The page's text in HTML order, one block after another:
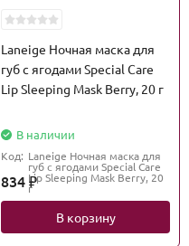
Laneige Ночная маска для
губ с ягодами Special Care
Lip Sleeping Mask Berry, 20 г
В наличии
Код: Laneige Ночная маска для
губ с ягодами Special Care
Lip Sleeping Mask Berry, 20
г
834 ₽
В корзину